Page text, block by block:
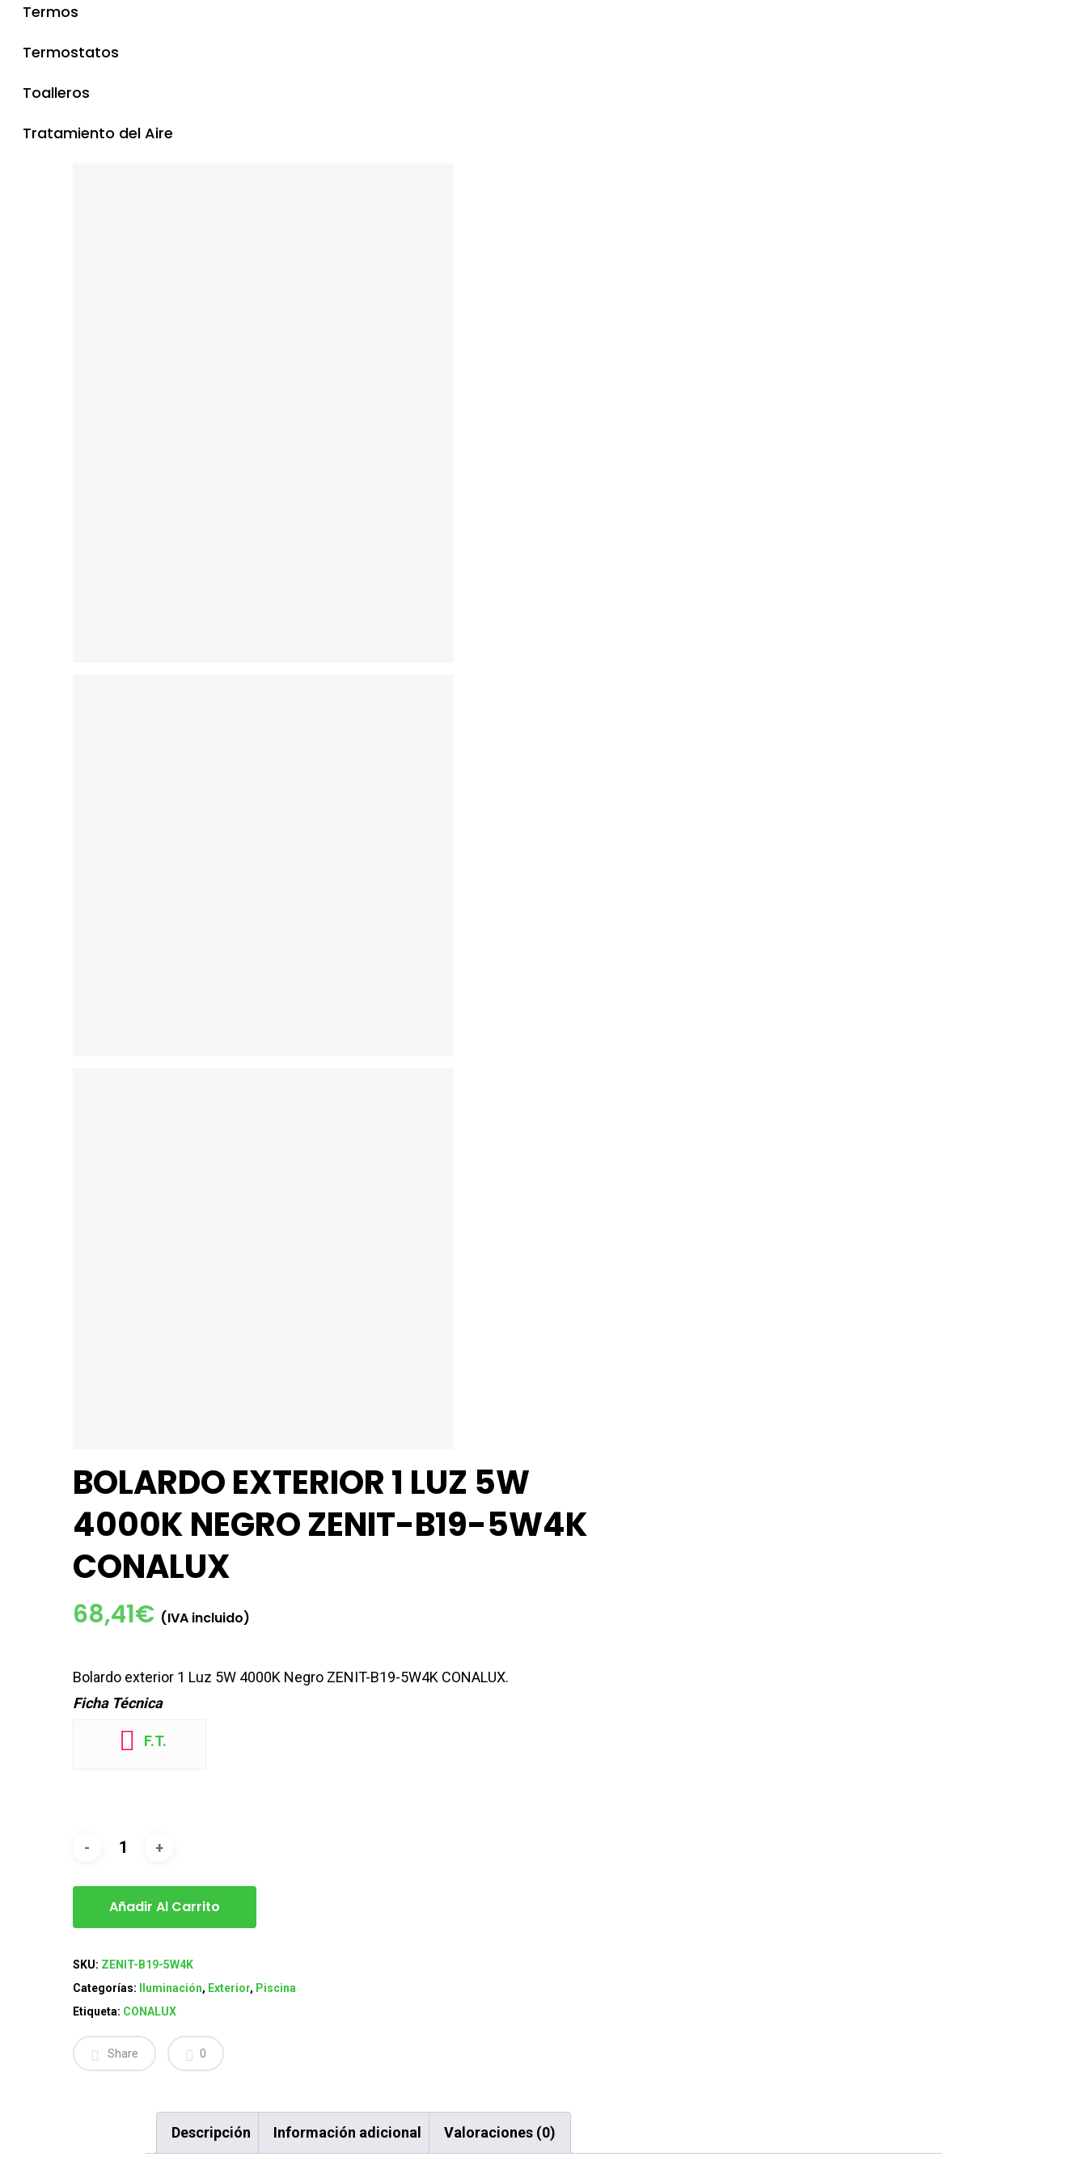
Termos
Termostatos
Toalleros
Tratamiento del Aire
BOLARDO EXTERIOR 1 LUZ 5W
4000K NEGRO ZENIT-B19-5W4K
CONALUX
68,41€ (IVA incluido)
Bolardo exterior 1 Luz 5W 4000K Negro ZENIT-B19-5W4K CONALUX.
Ficha Técnica
F.T.
Añadir Al Carrito
SKU: ZENIT-B19-5W4K
Categorías:
Iluminación, Exterior, Piscina
Etiqueta: CONALUX
Share 0
Descripción Información adicional Valoraciones (0)